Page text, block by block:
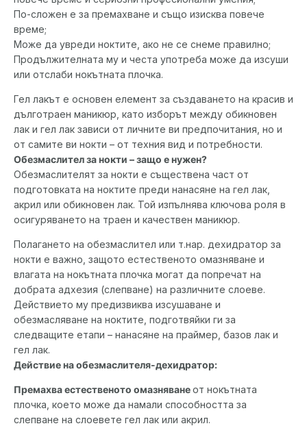
По-сложен е за премахване и също изисква повече
време;
Може да увреди ноктите, ако не се снеме правилно;
Продължителната му и честа употреба може да изсуши
или отслаби нокътната плочка.
Гел лакът е основен елемент за създаването на красив и
дълготраен маникюр, като изборът между обикновен
лак и гел лак зависи от личните ви предпочитания, но и
от самите ви нокти – от техния вид и потребности.
Обезмаслител за нокти – защо е нужен?
Обезмаслителят за нокти е съществена част от
подготовката на ноктите преди нанасяне на гел лак,
акрил или обикновен лак. Той изпълнява ключова роля в
осигуряването на траен и качествен маникюр.
Полагането на обезмаслител или т.нар. дехидратор за
нокти е важно, защото естественото омазняване и
влагата на нокътната плочка могат да попречат на
добрата адхезия (слепване) на различните слоеве.
Действието му предизвиква изсушаване и
обезмасляване на ноктите, подготвяйки ги за
следващите етапи – нанасяне на праймер, базов лак и
гел лак.
Действие на обезмаслителя-дехидратор:
Премахва естественото омазняванеот нокътната
плочка, което може да намали способността за
слепване на слоевете гел лак или акрил.